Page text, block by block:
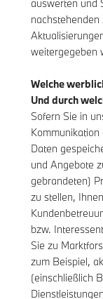
auswerten und
weitergegeben
Welche
Und durch
Sofern Sie in
Daten
und Angebote
gebrandeten)
zu stellen,
bzw.
Sie zu
zum Beispiel,
(einschließlich